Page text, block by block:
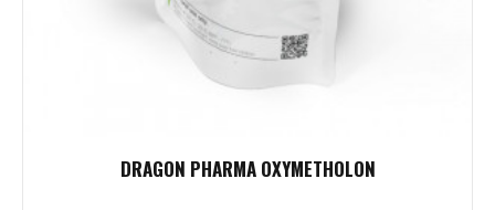
DRAGON PHARMA OXYMETHOLON